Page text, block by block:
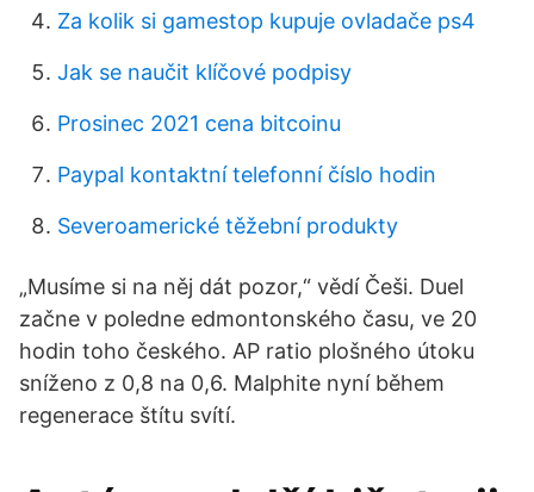
Za kolik si gamestop kupuje ovladače ps4
Jak se naučit klíčové podpisy
Prosinec 2021 cena bitcoinu
Paypal kontaktní telefonní číslo hodin
Severoamerické těžební produkty
„Musíme si na něj dát pozor,“ vědí Češi. Duel
začne v poledne edmontonského času, ve 20
hodin toho českého. AP ratio plošného útoku
sníženo z 0,8 na 0,6. Malphite nyní během
regenerace štítu svítí.